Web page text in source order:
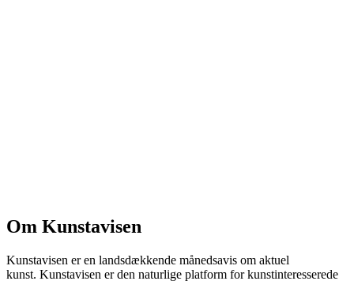
Om Kunstavisen
Kunstavisen er en landsdækkende månedsavis om aktuel
kunst. Kunstavisen er den naturlige platform for kunstinteresserede